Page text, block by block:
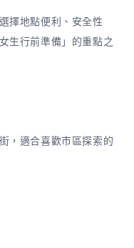
擇地點便利、安全性
生行前準備」的重點之
，適合喜歡市區探索的